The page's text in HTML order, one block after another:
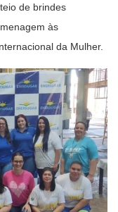
de brindes
às
da Mulher.